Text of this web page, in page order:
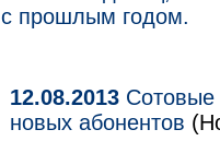
с прошлым годом.
12.08.2013 Сотовые
новых абонентов